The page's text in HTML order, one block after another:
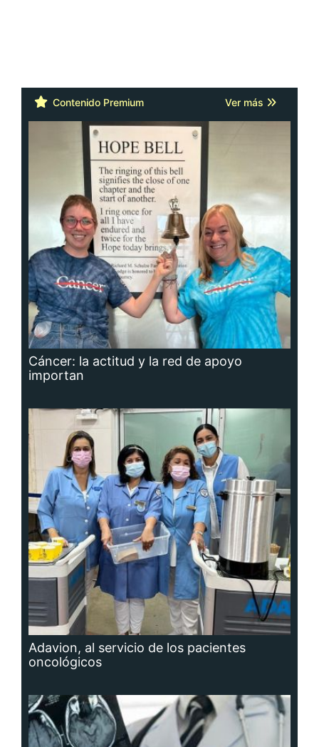
Contenido Premium Ver más
Cáncer: la actitud y la red de apoyo
importan
Adavion, al servicio de los pacientes
oncológicos